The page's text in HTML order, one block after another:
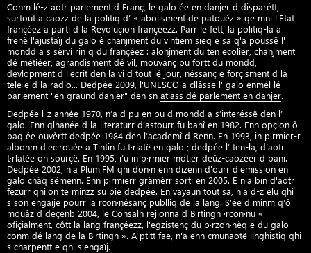
Conm lé-z aotr parlement d Franç, le galo ée en danjer d disparétt,
surtout a caozz de la politiq d’ « abolisment dé patouèz » qe mni l’Etat
françéez a parti d la Revoluçion françéezz. Parr le fètt, la politiq-la a
frenë l'ajustaïj du galo é chanjment du vintiem sieq e sa q'a poussë l'
mondd a s sèrvi rin q du françéez : alonjment du ten ecolier, chanjment
dé métiéer, agrandisment dé vil, mouvanç pu fortt du mondd,
devlopment d l'ecrit den la vî d tout lé jour, néssanç e forçisment d la
telë e d la radio... Dedpée 2009, l'UNESCO a cllâssë l' galo enmél lé
parlement "en graund danjer" den sn atlass dé parlement en danjer.
Dedpée l-z année 1970, n’a d pu en pu d mondd a s’interéssë den l’
galo. Enn glhanée d la literaturr d’astourr fu banî en 1982. Enn opçion ô
baq ée ouvèrtt dedpée 1984 den l’academî d Renn. En 1993, in p·rmier-r
albonm d'ec·rouée a Tintin fu t·rlatë en galo ; dedpée l’ ten-la, d’aotr
t·rlatée on sourçë. En 1995, i’u in p·rmier motier deûz-caozéer d bani.
Dedpée 2002, n'a Plum'FM qhi don·n enn dizenn d'ourr d'emission en
galo châq sëmenn. Enn p·rmierr grâmérr sorti en 2005. E n'a bin d'aotr
fëzurr qhi'on të minzz su pië dedpée. En vayaun tout sa, n’a d-z elu qhi
s son engaïjë pourr la rcon·nésanç publliq de la lang. S’ée d minm q’ô
mouâz d deçenb 2004, le Consalh rejionna d B·rtingn ·rcon·nu «
ofiçialment, côtt la lang françéezz, l'egzistenç du b·rzon·nèq e du galo
conm dé lang de la B·rtingn ». A ptitt fae, n'a enn cmunaotë linghistiq qhi
s charpentt e qhi s'engaïj.